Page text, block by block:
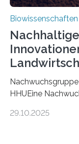
HHUEine
fünf Jahren
29.10.2025